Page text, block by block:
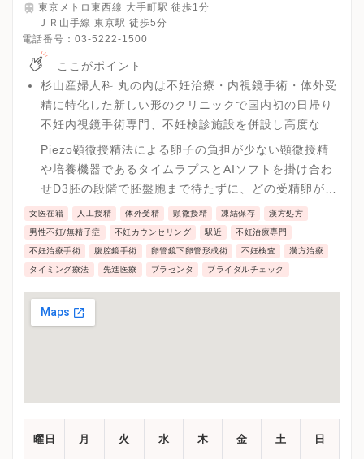
東京メトロ東西線 大手町駅 徒歩1分
ＪＲ山手線 東京駅 徒歩5分
電話番号： 03-5222-1500
ここがポイント
杉山産婦人科 丸の内は不妊治療・内視鏡手術・体外受
精に特化した新しい形のクリニックで国内初の日帰り
不妊内視鏡手術専門、不妊検診施設を併設し高度な生
殖医療を充実させた高度な不妊治療を行える環境が整
ったクリニックです。
Piezo顕微授精法による卵子の負担が少ない顕微授精
や培養機器であるタイムラプスとAIソフトを掛け合わ
せD3胚の段階で胚盤胞まで待たずに、どの受精卵が望
ましいかの判断することが可能などの最先端の医療を
実施しています。
女医在籍 人工授精 体外受精 顕微授精 凍結保存 漢方処方
男性不妊/無精子症 不妊カウンセリング 駅近 不妊治療専門
不妊治療手術 腹腔鏡手術 卵管鏡下卵管形成術 不妊検査 漢方治療
タイミング療法 先進医療 プラセンタ ブライダルチェック
曜日 月 火 水 木 金 土 日